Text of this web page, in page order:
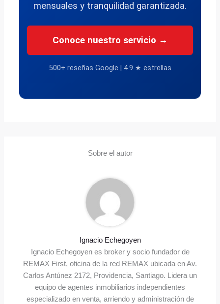
mensuales y tranquilidad garantizada.
Conoce nuestro servicio →
500+ reseñas Google | 4.9 ★ estrellas
Sobre el autor
Ignacio Echegoyen
Ignacio Echegoyen es broker y socio fundador de
REMAX First, oficina de la red REMAX ubicada en Av.
Carlos Antúnez 2172, Providencia, Santiago. Lidera un
equipo de agentes inmobiliarios independientes
especializado en venta, arriendo y administración de